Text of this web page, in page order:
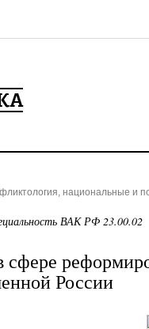
национальные и
ВАК РФ 23.00.02
сфере
России